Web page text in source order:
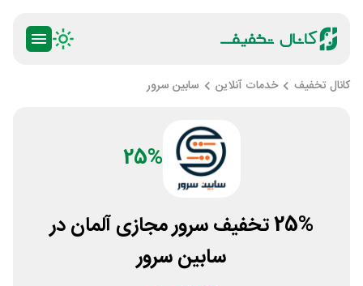
کانال تخفیف خدمات آنلاین سابین سرور
25%
25% تخفیف سرور مجازی آلمان در
سابین سرور